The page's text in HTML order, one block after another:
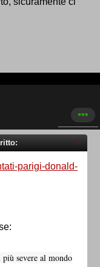
parigi-donald-
severe al mondo